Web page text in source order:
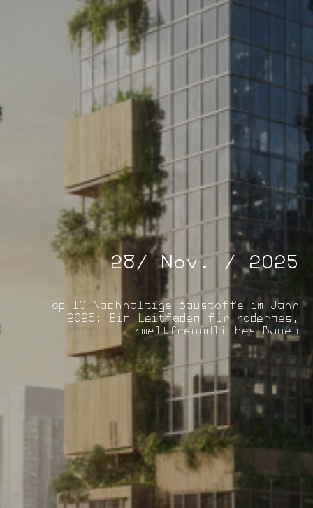
28/ Nov. / 2025
Top 10 Nachhaltige Baustoffe im Jahr
2025: Ein Leitfaden für modernes,
umweltfreundliches Bauen